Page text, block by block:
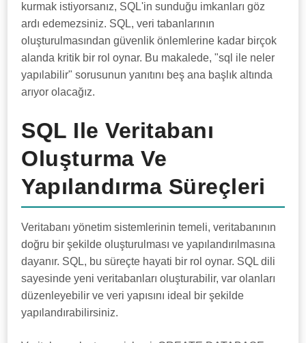
kurmak istiyorsanız, SQL'in sunduğu imkanları göz
ardı edemezsiniz. SQL, veri tabanlarının
oluşturulmasından güvenlik önlemlerine kadar birçok
alanda kritik bir rol oynar. Bu makalede, "sql ile neler
yapılabilir" sorusunun yanıtını beş ana başlık altında
arıyor olacağız.
SQL Ile Veritabanı
Oluşturma Ve
Yapılandırma Süreçleri
Veritabanı yönetim sistemlerinin temeli, veritabanının
doğru bir şekilde oluşturulması ve yapılandırılmasına
dayanır. SQL, bu süreçte hayati bir rol oynar. SQL dili
sayesinde yeni veritabanları oluşturabilir, var olanları
düzenleyebilir ve veri yapısını ideal bir şekilde
yapılandırabilirsiniz.